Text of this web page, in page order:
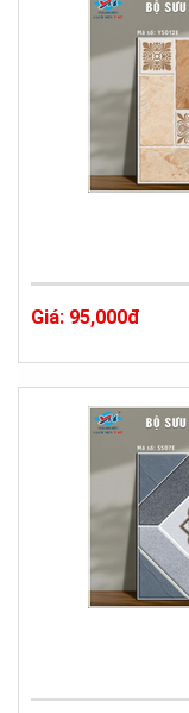
Giá: 95,000đ